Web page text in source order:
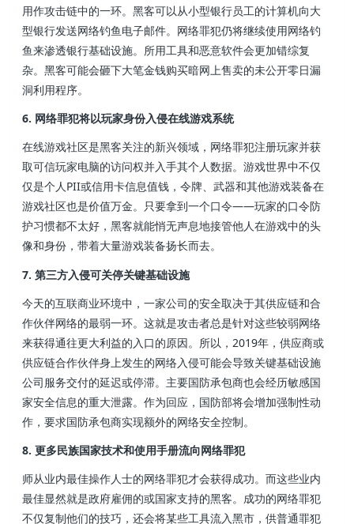
用作攻击链中的一环。黑客可以从小型银行员工的计算机向大
型银行发送网络钓鱼电子邮件。网络罪犯仍将继续使用网络钓
鱼来渗透银行基础设施。所用工具和恶意软件会更加错综复
杂。黑客可能会砸下大笔金钱购买暗网上售卖的未公开零日漏
洞利用程序。
6. 网络罪犯将以玩家身份入侵在线游戏系统
在线游戏社区是黑客关注的新兴领域，网络罪犯注册玩家并获
取可信玩家电脑的访问权并入手其个人数据。游戏世界中不仅
仅是个人PII或信用卡信息值钱，令牌、武器和其他游戏装备在
游戏社区也是价值万金。只要拿到一个口令——玩家的口令防
护习惯都不太好，黑客就能悄无声息地接管他人在游戏中的头
像和身份，带着大量游戏装备扬长而去。
7. 第三方入侵可关停关键基础设施
今天的互联商业环境中，一家公司的安全取决于其供应链和合
作伙伴网络的最弱一环。这就是攻击者总是针对这些较弱网络
来获得通往更大利益的入口的原因。所以，2019年，供应商或
供应链合作伙伴身上发生的网络入侵可能会导致关键基础设施
公司服务交付的延迟或停滞。主要国防承包商也会经历敏感国
家安全信息的重大泄露。作为回应，国防部将会增加强制性动
作，要求国防承包商实现额外的网络安全控制。
8. 更多民族国家技术和使用手册流向网络罪犯
师从业内最佳操作人士的网络罪犯才会获得成功。而这些业内
最佳显然就是政府雇佣的或国家支持的黑客。成功的网络罪犯
不仅复制他们的技巧，还会将某些工具流入黑市，供普通罪犯